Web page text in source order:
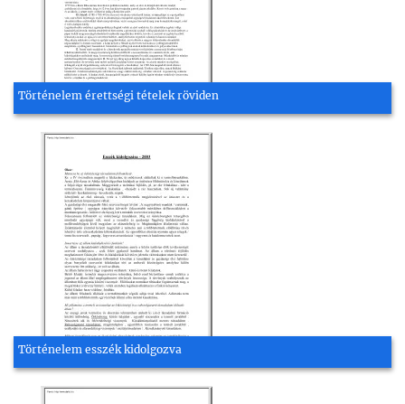
Történelem érettségi tételek röviden
Történelem esszék kidolgozva